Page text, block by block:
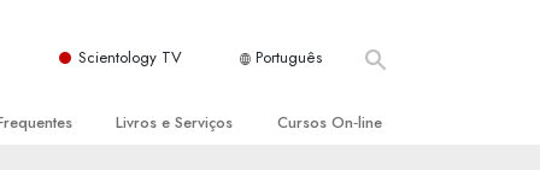
Scientology TV Português
Livros e Serviços Cursos On‑line